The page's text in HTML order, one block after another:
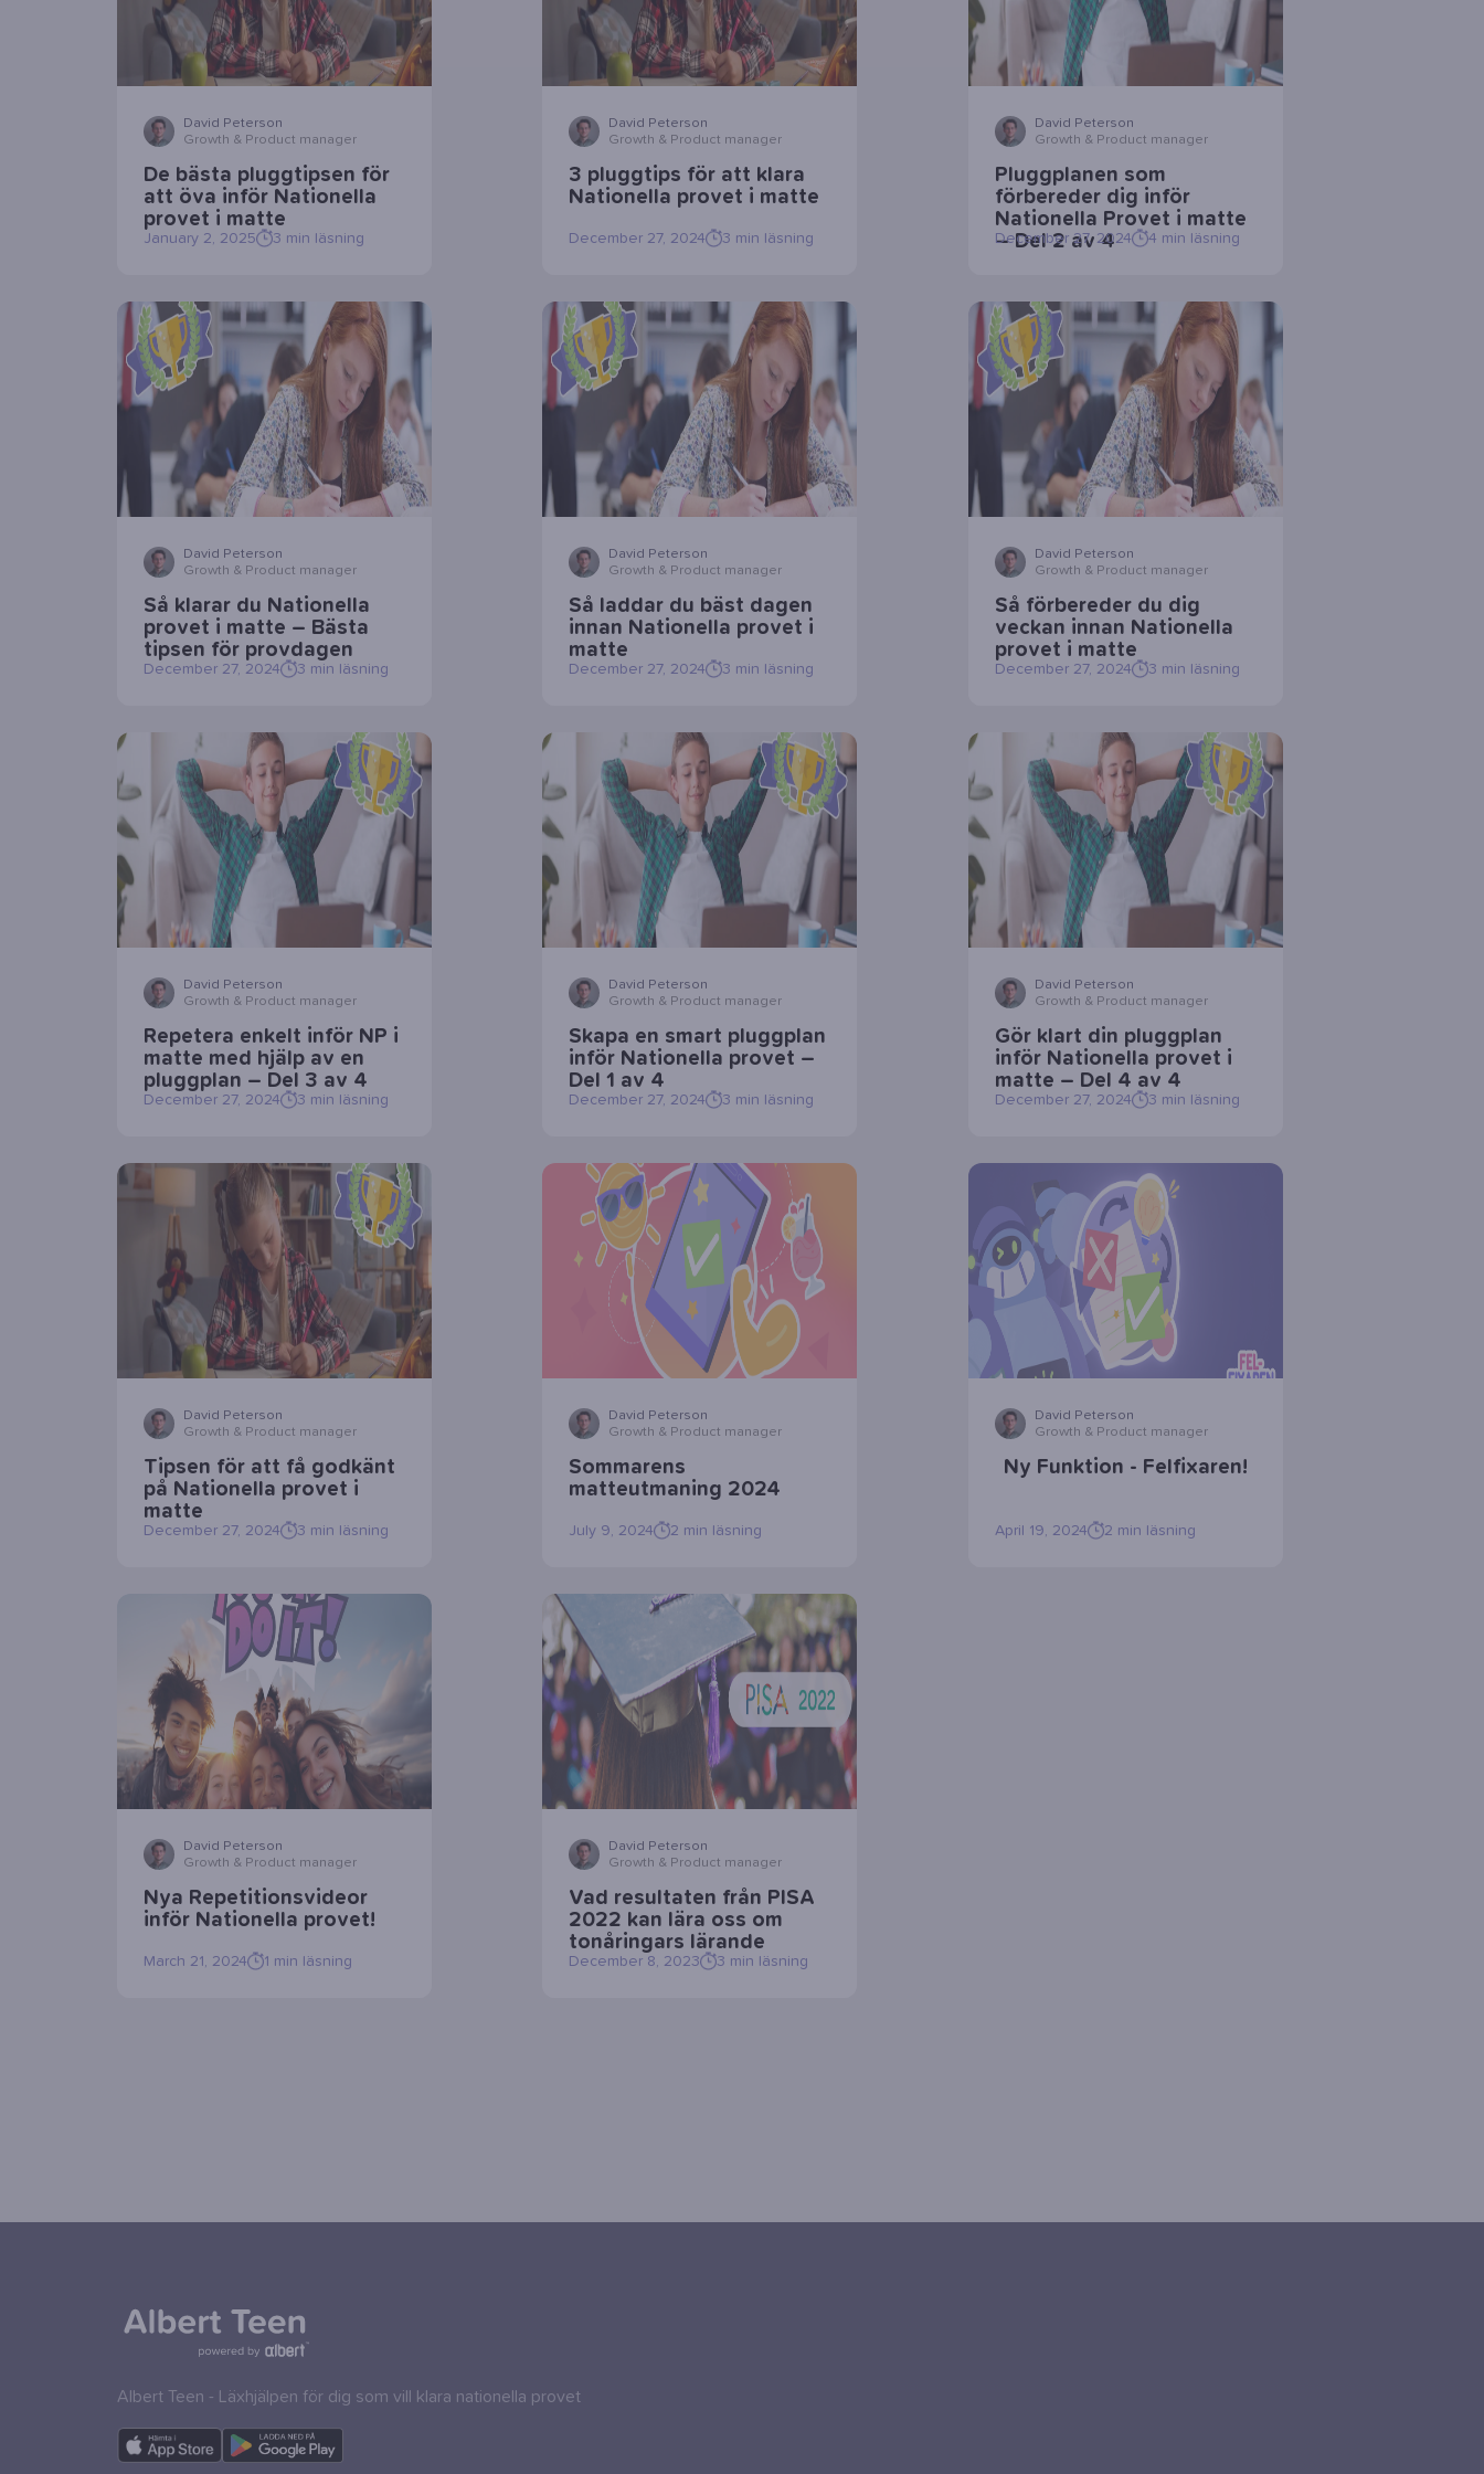
David Peterson
Growth & Product manager
De bästa pluggtipsen för
att öva inför Nationella
provet i matte
January 2, 2025 3 min läsning
David Peterson
Growth & Product manager
3 pluggtips för att klara
Nationella provet i matte
December 27, 2024 3 min läsning
David Peterson
Growth & Product manager
Pluggplanen som
förbereder dig inför
Nationella Provet i matte
– Del 2 av 4
December 27, 2024 4 min läsning
David Peterson
Growth & Product manager
Så klarar du Nationella
provet i matte – Bästa
tipsen för provdagen
December 27, 2024 3 min läsning
David Peterson
Growth & Product manager
Så laddar du bäst dagen
innan Nationella provet i
matte
December 27, 2024 3 min läsning
David Peterson
Growth & Product manager
Så förbereder du dig
veckan innan Nationella
provet i matte
December 27, 2024 3 min läsning
David Peterson
Growth & Product manager
Repetera enkelt inför NP i
matte med hjälp av en
pluggplan – Del 3 av 4
December 27, 2024 3 min läsning
David Peterson
Growth & Product manager
Skapa en smart pluggplan
inför Nationella provet –
Del 1 av 4
December 27, 2024 3 min läsning
David Peterson
Growth & Product manager
Gör klart din pluggplan
inför Nationella provet i
matte – Del 4 av 4
December 27, 2024 3 min läsning
David Peterson
Growth & Product manager
Tipsen för att få godkänt
på Nationella provet i
matte
December 27, 2024 3 min läsning
David Peterson
Growth & Product manager
Sommarens
matteutmaning 2024
July 9, 2024 2 min läsning
David Peterson
Growth & Product manager
Ny Funktion - Felfixaren!
April 19, 2024 2 min läsning
David Peterson
Growth & Product manager
Nya Repetitionsvideor
inför Nationella provet!
March 21, 2024 1 min läsning
David Peterson
Growth & Product manager
Vad resultaten från PISA
2022 kan lära oss om
tonåringars lärande
December 8, 2023 3 min läsning
Albert Teen - Läxhjälpen för dig som vill klara nationella provet